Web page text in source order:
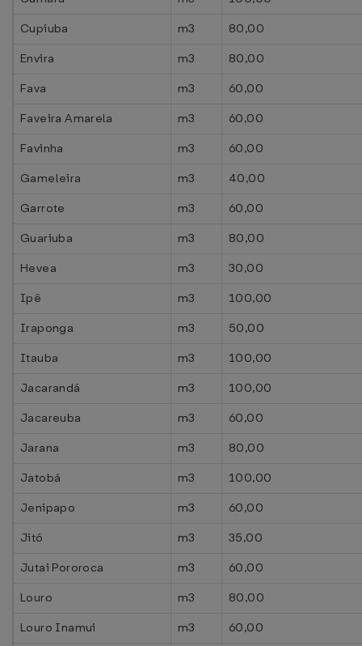
Cupiuba
m3
80,00
Envira
m3
80,00
Fava
m3
60,00
Faveira Amarela
m3
60,00
Favinha
m3
60,00
Gameleira
m3
40,00
Garrote
m3
60,00
Guariuba
m3
80,00
Hevea
m3
30,00
Ipê
m3
100,00
Iraponga
m3
50,00
Itauba
m3
100,00
Jacarandá
m3
100,00
Jacareuba
m3
60,00
Jarana
m3
80,00
Jatobá
m3
100,00
Jenipapo
m3
60,00
Jitó
m3
35,00
Jutai Pororoca
m3
60,00
Louro
m3
80,00
Louro Inamui
m3
60,00